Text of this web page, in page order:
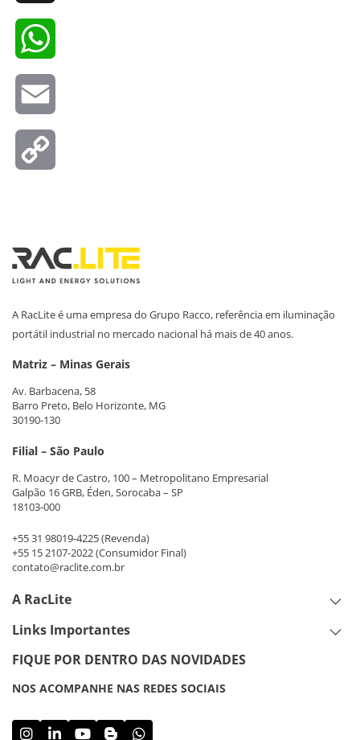
A RacLite é uma empresa do Grupo Racco, referência em iluminação
portátil industrial no mercado nacional há mais de 40 anos.
Matriz – Minas Gerais
Av. Barbacena, 58
Barro Preto, Belo Horizonte, MG
30190-130
Filial – São Paulo
R. Moacyr de Castro, 100 – Metropolitano Empresarial
Galpão 16 GRB, Éden, Sorocaba – SP
18103-000
+55 31 98019-4225(Revenda)
+55 15 2107-2022(Consumidor Final)
contato@raclite.com.br
A RacLite
Links Importantes
FIQUE POR DENTRO DAS NOVIDADES
NOS ACOMPANHE NAS REDES SOCIAIS